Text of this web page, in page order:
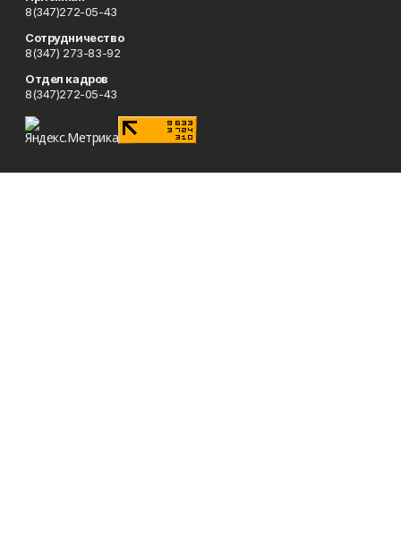
8(347)272-05-43
Сотрудничество
8(347) 273-83-92
Отдел кадров
8(347)272-05-43